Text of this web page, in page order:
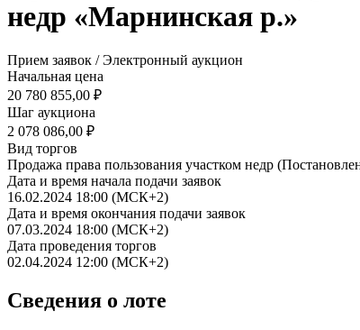
недр «Марнинская р.»
Прием заявок / Электронный аукцион
Начальная цена
20 780 855,00 ₽
Шаг аукциона
2 078 086,00 ₽
Вид торгов
Продажа права пользования участком недр
Дата и время начала подачи заявок
16.02.2024 18:00 (МСК+2)
Дата и время окончания подачи заявок
07.03.2024 18:00 (МСК+2)
Дата проведения торгов
02.04.2024 12:00 (МСК+2)
Сведения о лоте